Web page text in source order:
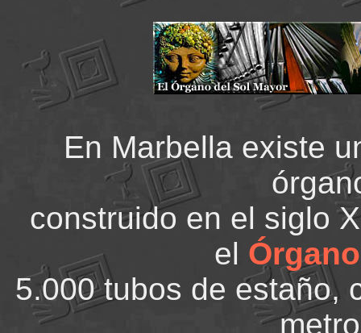
En Marbella existe
construido en el siglo
el
5.000 tubos de estaño,